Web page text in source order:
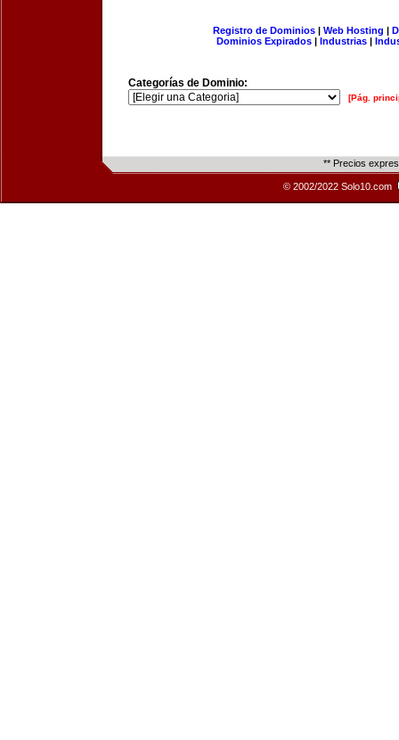
Registro de Dominios| Web Hosting |
Dominios Expirados | Industrias |
Categorías de Dominio:
[Pág.
** Precios
© 2002/2022 Solo10.com